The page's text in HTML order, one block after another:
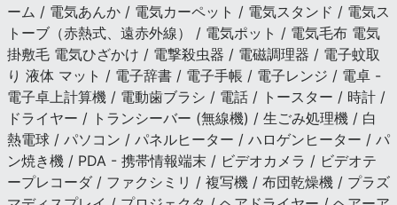
ーム / 電気あんか / 電気カーペット / 電気スタンド / 電気ス
トーブ（赤熱式、遠赤外線） / 電気ポット / 電気毛布 電気
掛敷毛 電気ひざかけ / 電撃殺虫器 / 電磁調理器 / 電子蚊取
り 液体 マット / 電子辞書 / 電子手帳 / 電子レンジ / 電卓 -
電子卓上計算機 / 電動歯ブラシ / 電話 / トースター / 時計 /
ドライヤー / トランシーバー (無線機) / 生ごみ処理機 / 白
熱電球 / パソコン / パネルヒーター / ハロゲンヒーター / パ
ン焼き機 / PDA - 携帯情報端末 / ビデオカメラ / ビデオテ
ープレコーダ / ファクシミリ / 複写機 / 布団乾燥機 / プラズ